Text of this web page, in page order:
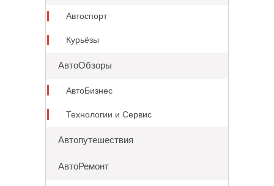
Автоспорт
Курьёзы
АвтоОбзоры
АвтоБизнес
Технологии и Сервис
Автопутешествия
АвтоРемонт